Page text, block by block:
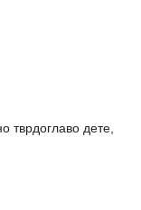
тврдоглаво дете,